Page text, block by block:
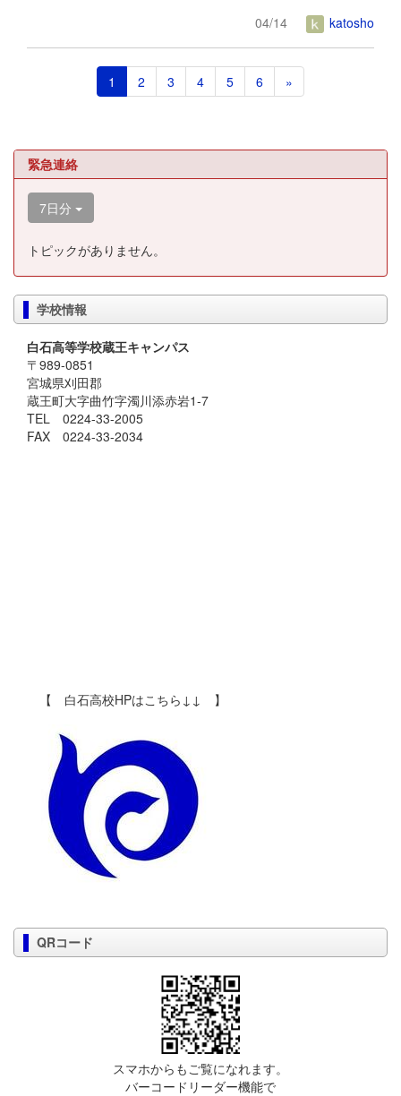
04/14
katosho
1 2 3 4 5 6 »
緊急連絡
7日分
トピックがありません。
学校情報
白石高等学校蔵王キャンパス
〒989-0851
宮城県刈田郡
蔵王町大字曲竹字濁川添赤岩1-7
TEL 0224-33-2005
FAX 0224-33-2034
【 白石高校HPはこちら↓↓ 】
QRコード
スマホからもご覧になれます。
バーコードリーダー機能で